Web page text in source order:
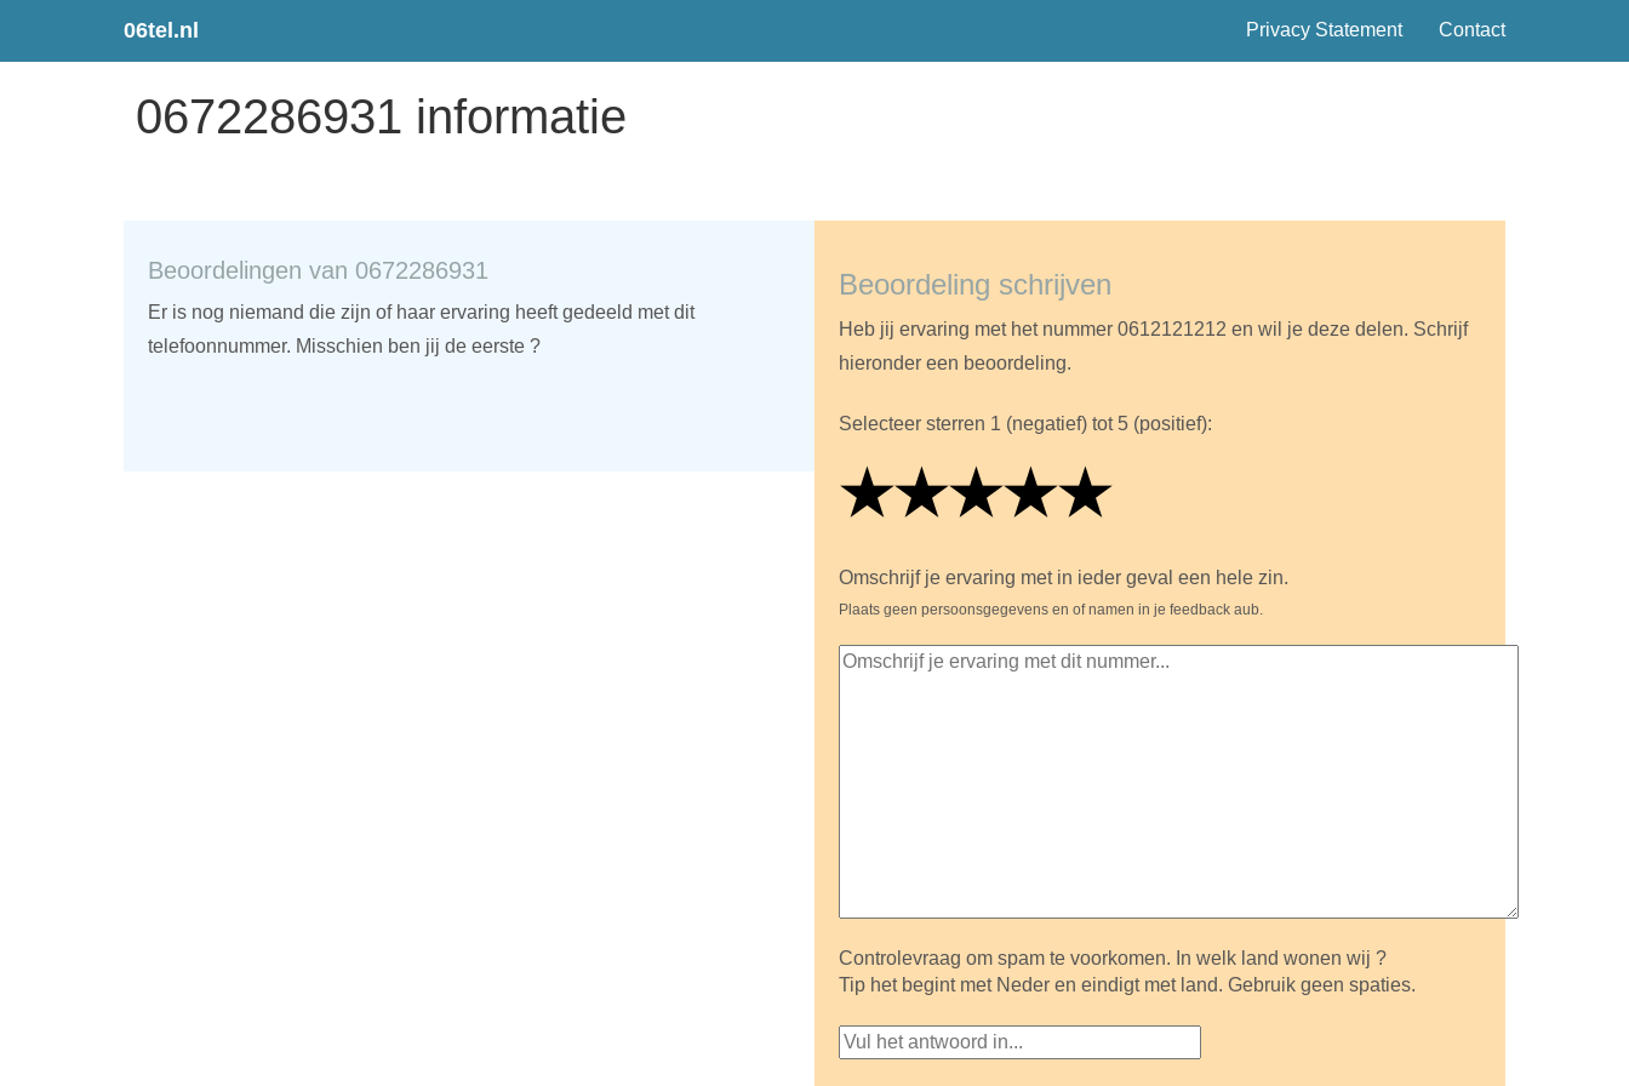
06tel.nl Privacy Statement Contact
0672286931 informatie
Beoordelingen van 0672286931
Er is nog niemand die zijn of haar ervaring heeft gedeeld met dit
telefoonnummer. Misschien ben jij de eerste ?
Beoordeling schrijven
Heb jij ervaring met het nummer 0612121212 en wil je deze delen. Schrijf
hieronder een beoordeling.
Selecteer sterren 1 (negatief) tot 5 (positief):
★
★★
★★★
★★★★
★★★★★
Omschrijf je ervaring met in ieder geval een hele zin.
Plaats geen persoonsgegevens en of namen in je feedback aub.
Controlevraag om spam te voorkomen. In welk land wonen wij ?
Tip het begint met Neder en eindigt met land. Gebruik geen spaties.